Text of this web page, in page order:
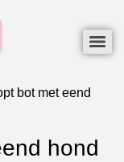
bot met eend
hond